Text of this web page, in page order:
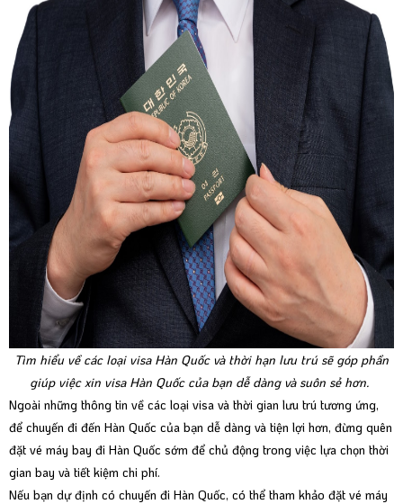
Tìm hiểu về các loại visa Hàn Quốc và thời hạn lưu trú sẽ góp phần
giúp việc xin visa Hàn Quốc của bạn dễ dàng và suôn sẻ hơn.
Ngoài những thông tin về các loại visa và thời gian lưu trú tương ứng,
để chuyến đi đến Hàn Quốc của bạn dễ dàng và tiện lợi hơn, đừng quên
đặt vé máy bay đi Hàn Quốc sớm để chủ động trong việc lựa chọn thời
gian bay và tiết kiệm chi phí.
Nếu bạn dự định có chuyến đi Hàn Quốc, có thể tham khảo đặt vé máy